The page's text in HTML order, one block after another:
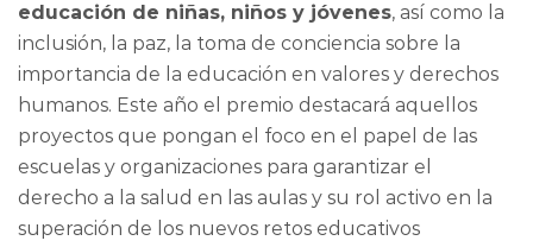
educación de niñas, niños y jóvenes, así como la
inclusión, la paz, la toma de conciencia sobre la
importancia de la educación en valores y derechos
humanos. Este año el premio destacará aquellos
proyectos que pongan el foco en el papel de las
escuelas y organizaciones para garantizar el
derecho a la salud en las aulas y su rol activo en la
superación de los nuevos retos educativos